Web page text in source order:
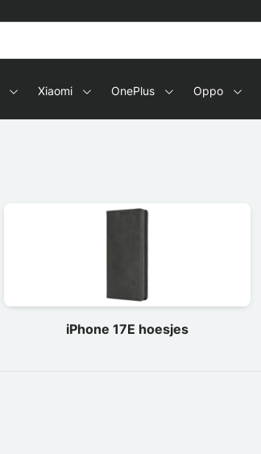
smartphones en tablets
Xiaomi OnePlus Oppo
iPhone 17E hoesjes